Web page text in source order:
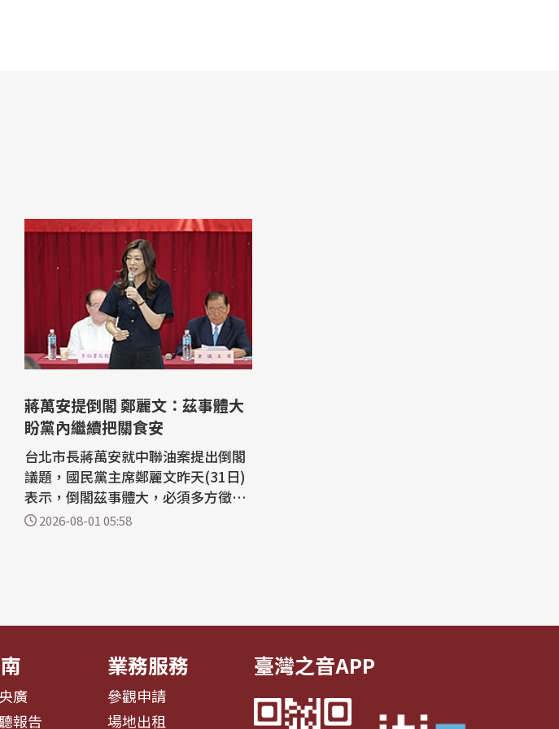
蔣萬安提倒閣 鄭麗文：茲事體大
盼黨內繼續把關食安
台北市長蔣萬安就中聯油案提出倒閣
議題，國民黨主席鄭麗文昨天(31日)
表示，倒閣茲事體大，必須多方徵詢
評估，且民眾黨的態度也是重要關
2026-08-01 05:58
廣
報告
業務服務
參觀申請
場地出租
臺灣之音APP